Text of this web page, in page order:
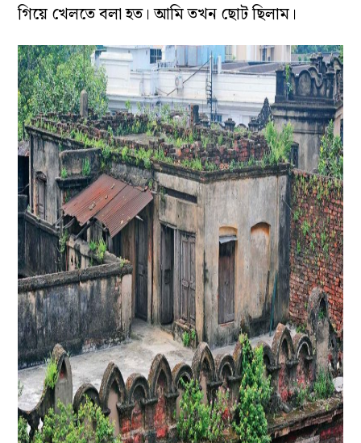
গিয়ে খেলতে বলা হত। আমি তখন ছোট ছিলাম।